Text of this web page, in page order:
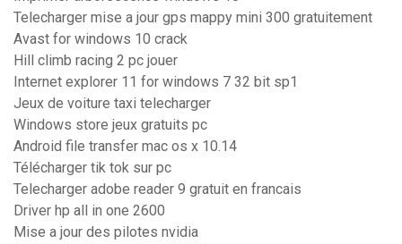
Telecharger mise a jour gps mappy mini 300 gratuitement
Avast for windows 10 crack
Hill climb racing 2 pc jouer
Internet explorer 11 for windows 7 32 bit sp1
Jeux de voiture taxi telecharger
Windows store jeux gratuits pc
Android file transfer mac os x 10.14
Télécharger tik tok sur pc
Telecharger adobe reader 9 gratuit en francais
Driver hp all in one 2600
Mise a jour des pilotes nvidia